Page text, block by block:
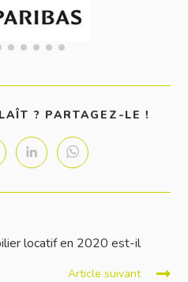
? PARTAGEZ-LE !
locatif en 2020 est-il
Article suivant